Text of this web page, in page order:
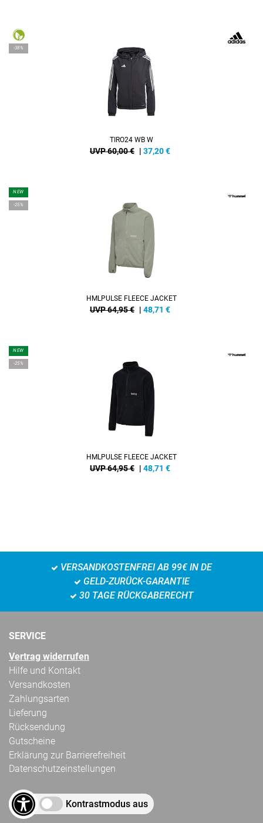
-38%
TIRO24 WB W
UVP 60,00 € | 37,20€
NEW
-25%
HMLPULSE FLEECE JACKET
UVP 64,95 € | 48,71 €
NEW
-25%
HMLPULSE FLEECE JACKET
UVP 64,95 € | 48,71 €
VERSANDKOSTENFREI AB 99€ IN DE
GELD-ZURÜCK-GARANTIE
30 TAGE RÜCKGABERECHT
SERVICE
Vertrag widerrufen
Hilfe und Kontakt
Versandkosten
Zahlungsarten
Lieferung
Rücksendung
Gutscheine
Erklärung zur Barrierefreiheit
Datenschutzeinstellungen
Kontrastmodus aus